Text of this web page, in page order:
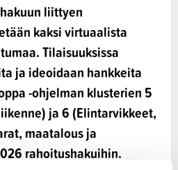
liittyen
kaksi virtuaalista
Tilaisuuksissa
ja ideoidaan hankkeita
-ohjelman klusterien 5
ja 6 (Elintarvikkeet,
maatalous ja
rahoitushakuihin.